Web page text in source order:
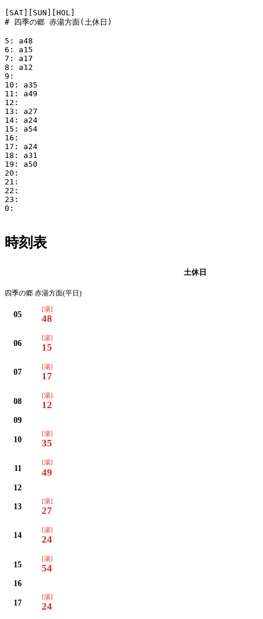
[SAT][SUN][HOL]
# 四季の郷 赤湯方面(土休日)
5: a48
6: a15
7: a17
8: a12
9:
10: a35
11: a49
12:
13: a27
14: a24
15: a54
16:
17: a24
18: a31
19: a50
20:
21:
22:
23:
0:
時刻表
土休日
四季の郷 赤湯方面(平日)
05
[湯]
48
06
[湯]
15
07
[湯]
17
08
[湯]
12
09
10
[湯]
35
11
[湯]
49
12
13
[湯]
27
14
[湯]
24
15
[湯]
54
16
17
[湯]
24